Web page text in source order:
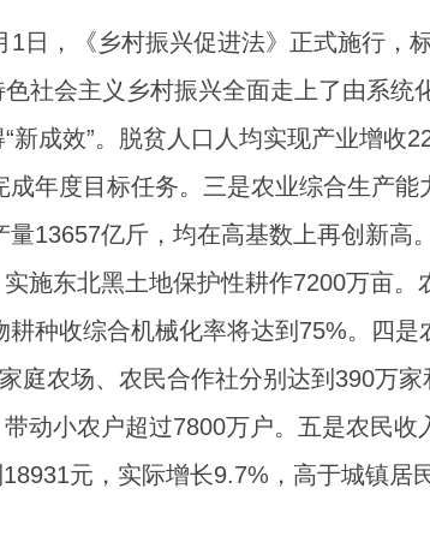
1日，《乡村振兴促进法》正式施行，
社会主义乡村振兴全面走上了由系统
成效”。脱贫人口人均实现产业增收
年度目标任务。三是农业综合生产能
13657亿斤，均在高基数上再创新高
施东北黑土地保护性耕作7200万亩。
种收综合机械化率将达到75%。四是
庭农场、农民合作社分别达到390万家
动小农户超过7800万户。五是农民收
元，实际增长9.7%，高于城镇居